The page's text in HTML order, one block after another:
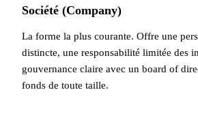
Société (Company)
La forme la plus courante. Offre une
distincte, une responsabilité limitée des
gouvernance claire avec un board of
fonds de toute taille.